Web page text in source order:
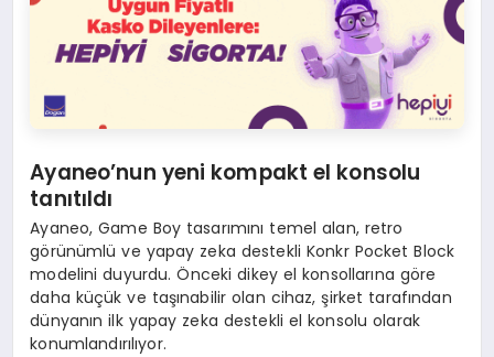
Ayaneo’nun yeni kompakt el konsolu
tanıtıldı
Ayaneo, Game Boy tasarımını temel alan, retro
görünümlü ve yapay zeka destekli Konkr Pocket Block
modelini duyurdu. Önceki dikey el konsollarına göre
daha küçük ve taşınabilir olan cihaz, şirket tarafından
dünyanın ilk yapay zeka destekli el konsolu olarak
konumlandırılıyor.